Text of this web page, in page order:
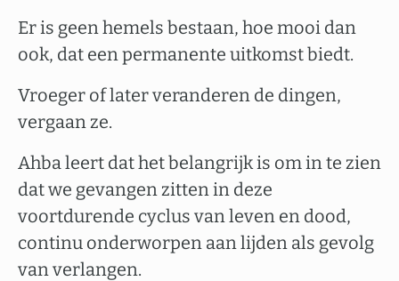
Er is geen hemels bestaan, hoe mooi dan
ook, dat een permanente uitkomst biedt.
Vroeger of later veranderen de dingen,
vergaan ze.
Ahba leert dat het belangrijk is om in te zien
dat we gevangen zitten in deze
voortdurende cyclus van leven en dood,
continu onderworpen aan lijden als gevolg
van verlangen.